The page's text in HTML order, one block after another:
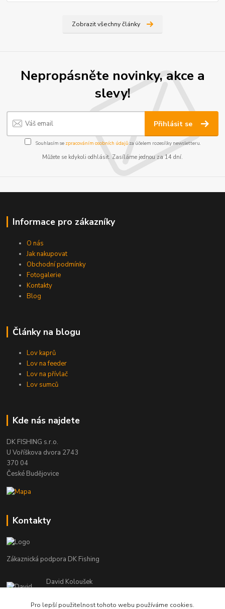
Zobrazit všechny články
Nepropásněte novinky, akce a
slevy!
Přihlásit se
Souhlasím se zpracováním osobních údajůza účelem rozesílky newsletteru.
Můžete se kdykoli odhlásit. Zasíláme jednou za 14 dní.
Informace pro zákazníky
O nás
Jak nakupovat
Obchodní podmínky
Fotogalerie
Kontakty
Blog
Články na blogu
Lov kaprů
Lov na feeder
Lov na přívlač
Lov sumců
Kde nás najdete
DK FISHING s.r.o.
U Voříškova dvora 2743
370 04
České Budějovice
Kontakty
Zákaznická podpora DK Fishing
David Koloušek
(Po-Pá, 7-18 hod.)
Pro lepší použitelnost tohoto webu používáme cookies.